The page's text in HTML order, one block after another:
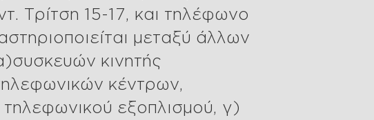
Τρίτση 15-17, και τηλέφωνο
μεταξύ άλλων
κινητής
κέντρων,
εξοπλισμού, γ)